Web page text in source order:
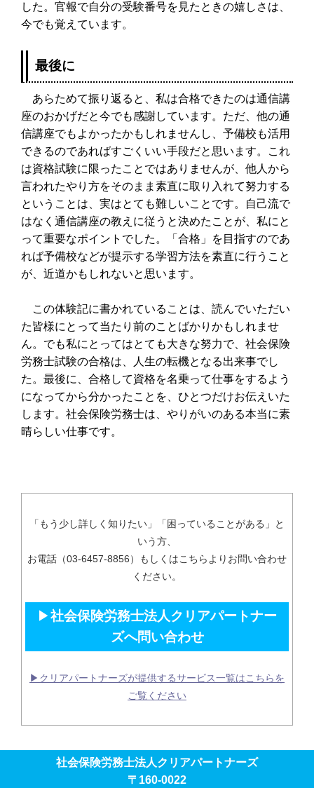
した。官報で自分の受験番号を見たときの嬉しさは、
今でも覚えています。
最後に
あらためて振り返ると、私は合格できたのは通信講
座のおかげだと今でも感謝しています。ただ、他の通
信講座でもよかったかもしれませんし、予備校も活用
できるのであればすごくいい手段だと思います。これ
は資格試験に限ったことではありませんが、他人から
言われたやり方をそのまま素直に取り入れて努力する
ということは、実はとても難しいことです。自己流で
はなく通信講座の教えに従うと決めたことが、私にと
って重要なポイントでした。「合格」を目指すのであ
れば予備校などが提示する学習方法を素直に行うこと
が、近道かもしれないと思います。
この体験記に書かれていることは、読んでいただい
た皆様にとって当たり前のことばかりかもしれませ
ん。でも私にとってはとても大きな努力で、社会保険
労務士試験の合格は、人生の転機となる出来事でし
た。最後に、合格して資格を名乗って仕事をするよう
になってから分かったことを、ひとつだけお伝えいた
します。社会保険労務士は、やりがいのある本当に素
晴らしい仕事です。
「もう少し詳しく知りたい」「困っていることがある」と
いう方、
お電話（03-6457-8856）もしくはこちらよりお問い合わせ
ください。
▶社会保険労務士法人クリアパートナー
ズへ問い合わせ
▶クリアパートナーズが提供するサービス一覧はこちらを
ご覧ください
社会保険労務士法人クリアパートナーズ
〒160-0022